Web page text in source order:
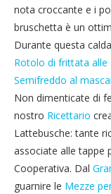
nota croccante e i
bruschetta è un
Durante questa
Rotolo di frittata alle
Semifreddo al
Non dimenticate di
nostro Ricettario
Lattebusche: tante
associate alle tappe
Cooperativa. Dal
guarnire le Mezze